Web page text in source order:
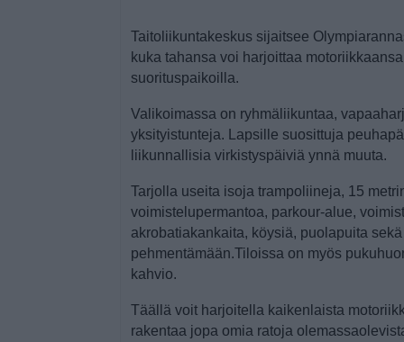
Taitoliikuntakeskus sijaitsee
kuka tahansa voi harjoittaa
suorituspaikoilla.
Valikoimassa on ryhmäliikuntaa,
yksityistunteja. Lapsille suosittuja
liikunnallisia virkistyspäiviä ynnä muuta.
Tarjolla useita isoja trampoliineja, 15
voimistelupermantoa, parkour-alue,
akrobatiakankaita, köysiä, puolapuita
pehmentämään.Tiloissa on myös
kahvio.
Täällä voit harjoitella kaikenlaista
rakentaa jopa omia ratoja